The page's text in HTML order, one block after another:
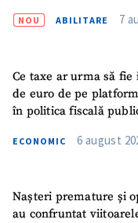
NOU ABILITARE 7
Ce taxe ar urma să fie
de euro de pe
în politica fiscală
ECONOMIC 6 august
Nașteri premature și
au confruntat